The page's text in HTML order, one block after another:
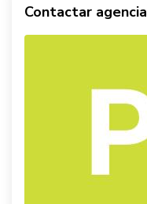
Contactar agencia